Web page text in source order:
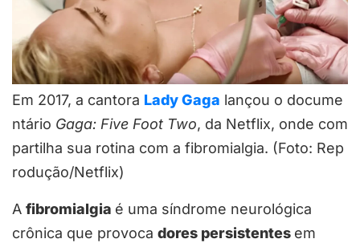
Em 2017, a cantora Lady Gaga lançou o docume
ntário Gaga: Five Foot Two, da Netflix, onde com
partilha sua rotina com a fibromialgia. (Foto: Rep
rodução/Netflix)
A fibromialgia é uma síndrome neurológica
crônica que provoca dores persistentes em